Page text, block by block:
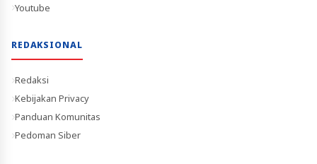
Youtube
REDAKSIONAL
Redaksi
Kebijakan Privacy
Panduan Komunitas
Pedoman Siber